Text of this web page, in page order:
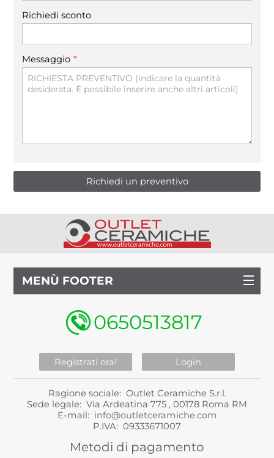
Richiedi sconto
Messaggio *
MENÙ FOOTER
0650513817
Registrati ora! Login
Ragione sociale: Outlet Ceramiche S.r.l.
Sede legale: Via Ardeatina 775 , 00178 Roma RM
E-mail: info@outletceramiche.com
P.IVA: 09333671007
Metodi di pagamento